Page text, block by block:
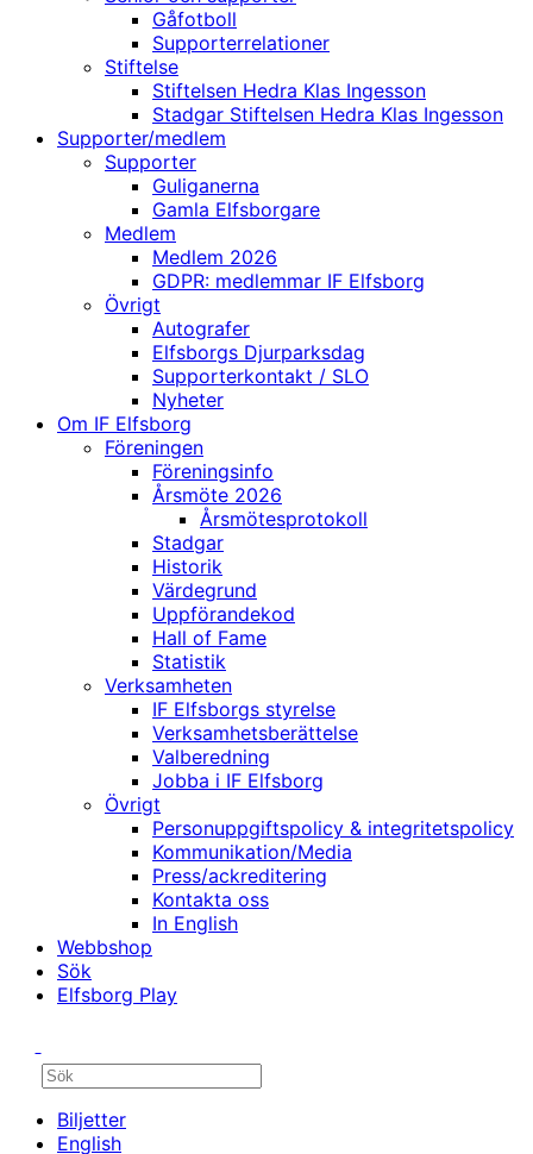
Gåfotboll
Supporterrelationer
Stiftelse
Stiftelsen Hedra Klas Ingesson
Stadgar Stiftelsen Hedra Klas Ingesson
Supporter/medlem
Supporter
Guliganerna
Gamla Elfsborgare
Medlem
Medlem 2026
GDPR: medlemmar IF Elfsborg
Övrigt
Autografer
Elfsborgs Djurparksdag
Supporterkontakt / SLO
Nyheter
Om IF Elfsborg
Föreningen
Föreningsinfo
Årsmöte 2026
Årsmötesprotokoll
Stadgar
Historik
Värdegrund
Uppförandekod
Hall of Fame
Statistik
Verksamheten
IF Elfsborgs styrelse
Verksamhetsberättelse
Valberedning
Jobba i IF Elfsborg
Övrigt
Personuppgiftspolicy & integritetspolicy
Kommunikation/Media
Press/ackreditering
Kontakta oss
In English
Webbshop
Sök
Elfsborg Play
Biljetter
English